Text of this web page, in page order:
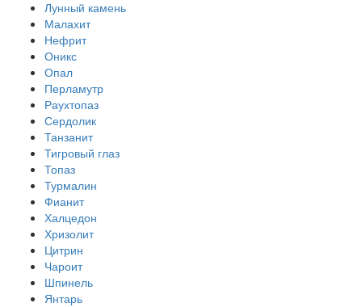
Лунный камень
Малахит
Нефрит
Оникс
Опал
Перламутр
Раухтопаз
Сердолик
Танзанит
Тигровый глаз
Топаз
Турмалин
Фианит
Халцедон
Хризолит
Цитрин
Чароит
Шпинель
Янтарь